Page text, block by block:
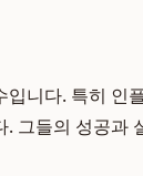
입니다. 특히 인
그들의 성공과